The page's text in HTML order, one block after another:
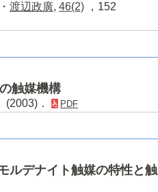
・ 渡辺政廣, 46(2) ，152
触媒機構
(2003)． PDF
ルデナイト触媒の特性と触